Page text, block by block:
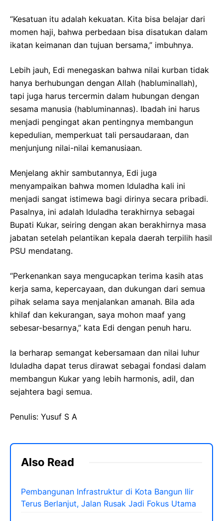
“Kesatuan itu adalah kekuatan. Kita bisa belajar dari
momen haji, bahwa perbedaan bisa disatukan dalam
ikatan keimanan dan tujuan bersama,” imbuhnya.
Lebih jauh, Edi menegaskan bahwa nilai kurban tidak
hanya berhubungan dengan Allah (habluminallah),
tapi juga harus tercermin dalam hubungan dengan
sesama manusia (habluminannas). Ibadah ini harus
menjadi pengingat akan pentingnya membangun
kepedulian, memperkuat tali persaudaraan, dan
menjunjung nilai-nilai kemanusiaan.
Menjelang akhir sambutannya, Edi juga
menyampaikan bahwa momen Iduladha kali ini
menjadi sangat istimewa bagi dirinya secara pribadi.
Pasalnya, ini adalah Iduladha terakhirnya sebagai
Bupati Kukar, seiring dengan akan berakhirnya masa
jabatan setelah pelantikan kepala daerah terpilih hasil
PSU mendatang.
“Perkenankan saya mengucapkan terima kasih atas
kerja sama, kepercayaan, dan dukungan dari semua
pihak selama saya menjalankan amanah. Bila ada
khilaf dan kekurangan, saya mohon maaf yang
sebesar-besarnya,” kata Edi dengan penuh haru.
Ia berharap semangat kebersamaan dan nilai luhur
Iduladha dapat terus dirawat sebagai fondasi dalam
membangun Kukar yang lebih harmonis, adil, dan
sejahtera bagi semua.
Penulis: Yusuf S A
Also Read
Pembangunan Infrastruktur di Kota Bangun Ilir
Terus Berlanjut, Jalan Rusak Jadi Fokus Utama